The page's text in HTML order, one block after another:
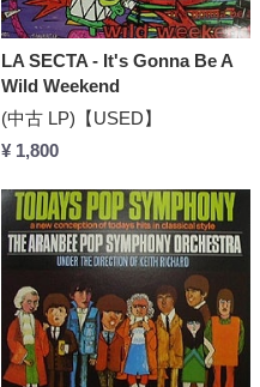
LA SECTA - It's Gonna Be A
Wild Weekend
(中古 LP)【USED】
¥ 1,800